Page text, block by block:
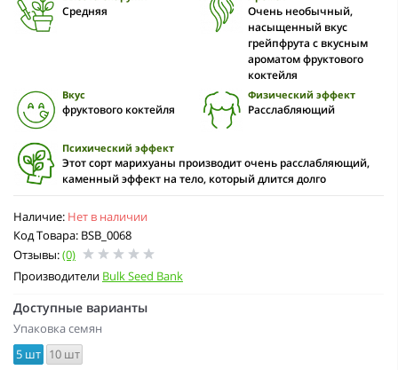
Наличие: Нет в наличии
Код Товара: BSB_0068
Отзывы:(0)
Производители Bulk Seed Bank
Средняя
Очень необычный,
насыщенный вкус
грейпфрута с вкусным
ароматом фруктового
коктейля
Вкус
фруктового коктейля
Физический эффект
Расслабляющий
Психический эффект
Этот сорт марихуаны производит очень расслабляющий,
каменный эффект на тело, который длится долго
Доступные варианты
Упаковка семян
5 шт 10 шт